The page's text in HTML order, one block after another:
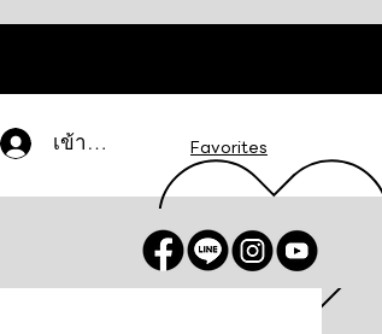
เข้าสู่ระบบ Favorites